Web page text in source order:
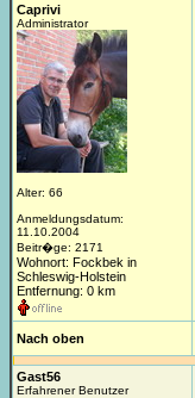
Caprivi
Administrator
Alter: 66
Anmeldungsdatum:
11.10.2004
Beitr�ge: 2171
Wohnort: Fockbek in
Schleswig-Holstein
Entfernung: 0 km
Nach oben
Gast56
Erfahrener Benutzer